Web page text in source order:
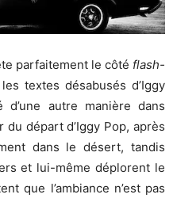
parfaitement le côté flash-
textes désabusés d’Iggy
d’une autre manière dans
du départ d’Iggy Pop, après
dans le désert, tandis
et lui-même déplorent le
que l’ambiance n’est pas